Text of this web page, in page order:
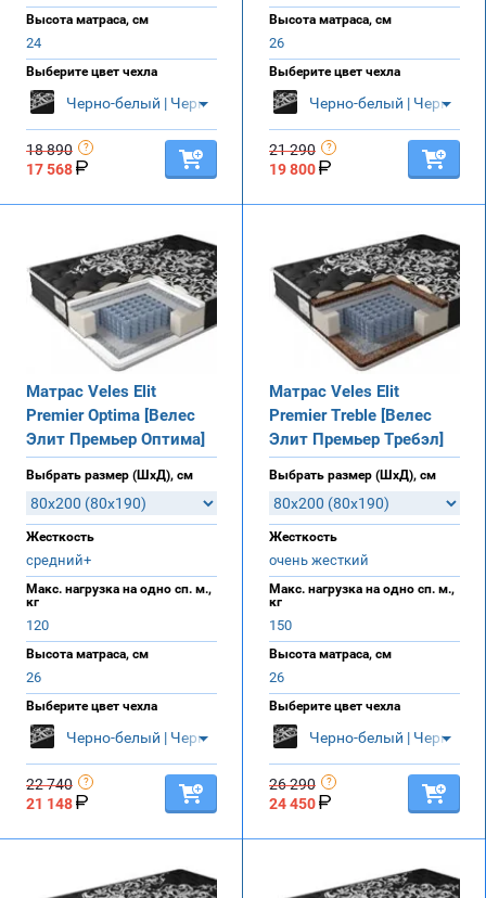
Высота матраса, см
24
Выберите цвет чехла
Черно-белый | Черный
18 890
17 568
Высота матраса, см
26
Выберите цвет чехла
Черно-белый | Черный
21 290
19 800
Матрас Veles Elit
Premier Optima [Велес
Элит Премьер Оптима]
Выбрать размер (ШхД), см
Жесткость
средний+
Макс. нагрузка на одно сп. м.,
кг
120
Высота матраса, см
26
Выберите цвет чехла
Черно-белый | Черный
22 740
21 148
Матрас Veles Elit
Premier Treble [Велес
Элит Премьер Требэл]
Выбрать размер (ШхД), см
Жесткость
очень жесткий
Макс. нагрузка на одно сп. м.,
кг
150
Высота матраса, см
26
Выберите цвет чехла
Черно-белый | Черный
26 290
24 450